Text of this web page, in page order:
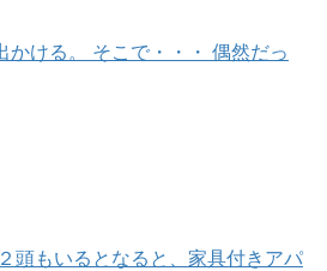
ける。 そこで・・・ 偶然だっ
頭もいるとなると、家具付きアパ